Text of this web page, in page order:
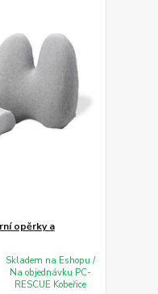
opěrky a
Skladem na Eshopu /
Na objednávku PC-
RESCUE Kobeřice